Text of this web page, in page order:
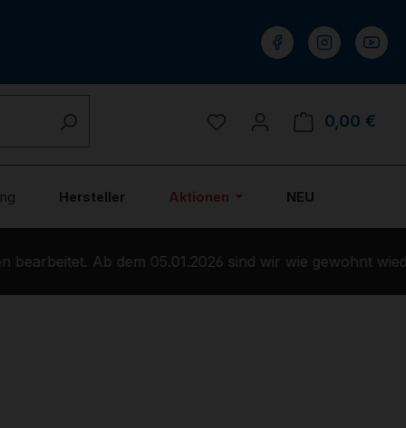
Du hast 0 Produkte auf
0,00 €
Hersteller Aktionen NEU
Ab dem 05.01.2026 sind wir wie gewohnt